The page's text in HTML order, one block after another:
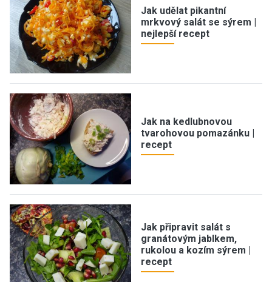
Jak udělat pikantní
mrkvový salát se sýrem |
nejlepší recept
Jak na kedlubnovou
tvarohovou pomazánku |
recept
Jak připravit salát s
granátovým jablkem,
rukolou a kozím sýrem |
recept